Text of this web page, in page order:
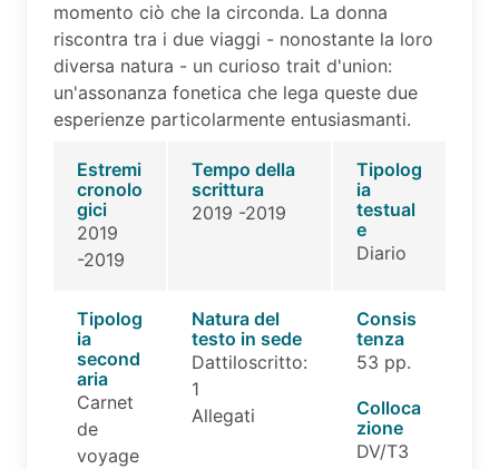
momento ciò che la circonda. La donna
riscontra tra i due viaggi - nonostante la loro
diversa natura - un curioso trait d'union:
un'assonanza fonetica che lega queste due
esperienze particolarmente entusiasmanti.
Estremi
cronolo
gici
2019
-2019
Tempo della
scrittura
2019 -2019
Tipolog
ia
testual
e
Diario
Tipolog
ia
second
aria
Carnet
de
voyage
Natura del
testo in sede
Dattiloscritto:
1
Allegati
Consis
tenza
53 pp.
Colloca
zione
DV/T3